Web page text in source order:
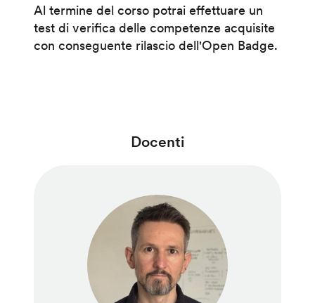
Al termine del corso potrai effettuare un
test di verifica delle competenze acquisite
con conseguente rilascio dell'Open Badge.
Docenti